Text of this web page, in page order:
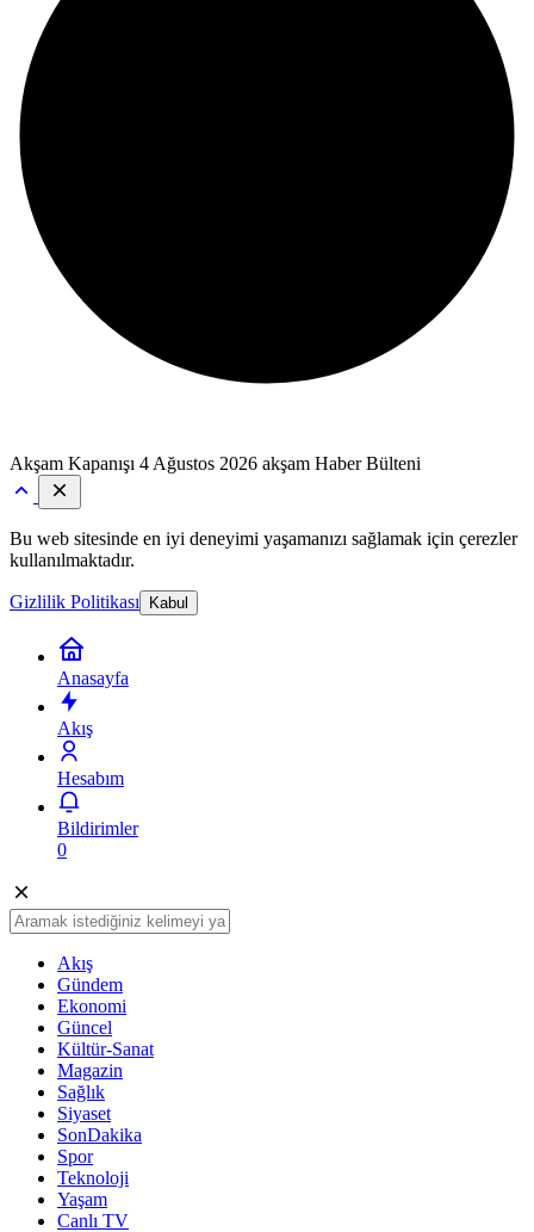
Akşam Kapanışı 4 Ağustos 2026 akşam Haber Bülteni
Bu web sitesinde en iyi deneyimi yaşamanızı sağlamak için çerezler
kullanılmaktadır.
Gizlilik Politikası Kabul
Anasayfa
Akış
Hesabım
Bildirimler
0
Akış
Gündem
Ekonomi
Güncel
Kültür-Sanat
Magazin
Sağlık
Siyaset
SonDakika
Spor
Teknoloji
Yaşam
Canlı TV